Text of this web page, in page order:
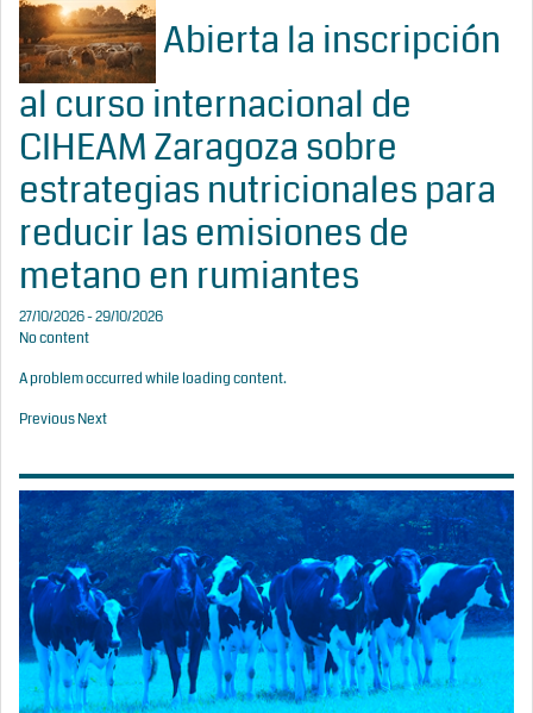
Abierta la inscripción
al curso internacional de
CIHEAM Zaragoza sobre
estrategias nutricionales para
reducir las emisiones de
metano en rumiantes
27/10/2026 - 29/10/2026
No content
A problem occurred while loading content.
PreviousNext